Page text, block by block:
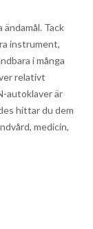
Tack
instrument,
i många
relativt
autoklaver är
hittar du dem
medicin,